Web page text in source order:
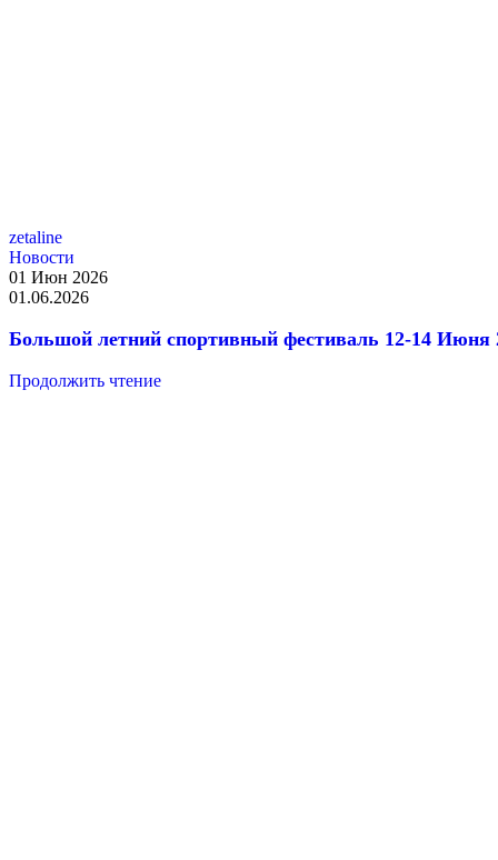
zetaline
Новости
01 Июн 2026
01.06.2026
Большой летний спортивный фестиваль 12-14 Июня
Продолжить чтение